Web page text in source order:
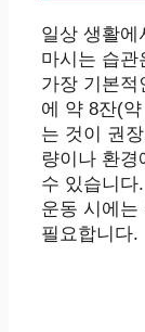
일상 생활에
마시는 습관
가장 기본적
에 약 8잔(
는 것이 권
량이나 환경
수 있습니다
운동 시에는
필요합니다.